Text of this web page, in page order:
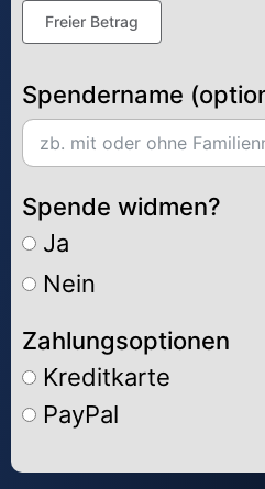
Freier Betrag
Spendername
Spende widmen?
Ja
Nein
Zahlungsoptionen
Kreditkarte
PayPal
Alternative: